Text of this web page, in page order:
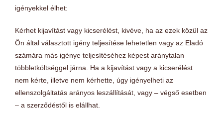
igényekkel élhet:
Kérhet kijavítást vagy kicserélést, kivéve, ha az ezek közül az
Ön által választott igény teljesítése lehetetlen vagy az Eladó
számára más igénye teljesítéséhez képest aránytalan
többletköltséggel járna. Ha a kijavítást vagy a kicserélést
nem kérte, illetve nem kérhette, úgy igényelheti az
ellenszolgáltatás arányos leszállítását, vagy – végső esetben
– a szerződéstől is elállhat.